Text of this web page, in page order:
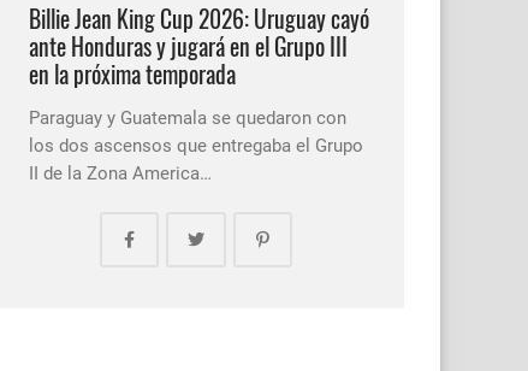
Billie Jean King Cup 2026: Uruguay cayó
ante Honduras y jugará en el Grupo III
en la próxima temporada
Paraguay y Guatemala se quedaron con
los dos ascensos que entregaba el Grupo
II de la Zona America…